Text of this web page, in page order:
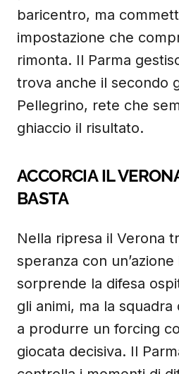
baricentro, ma
impostazione che
rimonta. Il Parma
trova anche il secondo
Pellegrino, rete che
ghiaccio il risultato.
ACCORCIA IL
BASTA
Nella ripresa il Verona
speranza con
sorprende la difesa
gli animi, ma la squadra
a produrre un forcing
giocata decisiva. Il